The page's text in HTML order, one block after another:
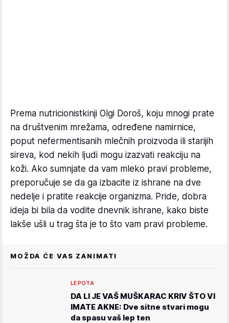
Prema nutricionistkinji Olgi Doroš, koju mnogi prate
na društvenim mrežama, određene namirnice,
poput nefermentisanih mlečnih proizvoda ili starijih
sireva, kod nekih ljudi mogu izazvati reakciju na
koži. Ako sumnjate da vam mleko pravi probleme,
preporučuje se da ga izbacite iz ishrane na dve
nedelje i pratite reakcije organizma. Pride, dobra
ideja bi bila da vodite dnevnik ishrane, kako biste
lakše ušli u trag šta je to što vam pravi probleme.
MOŽDA ĆE VAS ZANIMATI
LEPOTA
DA LI JE VAŠ MUŠKARAC KRIV ŠTO VI
IMATE AKNE: Dve sitne stvari mogu
da spasu vaš lep ten